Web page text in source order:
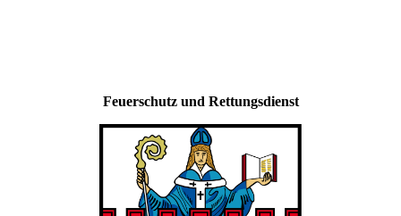
Feuerschutz und Rettungsdienst